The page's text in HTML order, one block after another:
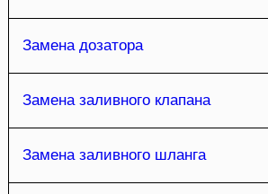
Замена дозатора
Замена заливного клапана
Замена заливного шланга